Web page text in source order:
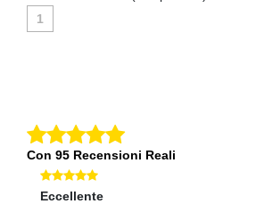
1
Con 95 Recensioni Reali
Eccellente